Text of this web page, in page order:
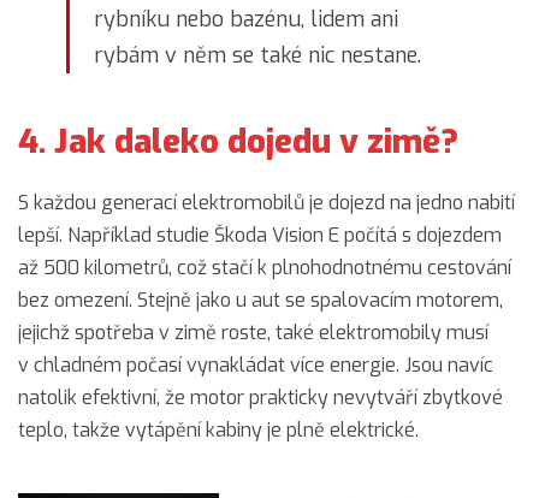
rybníku nebo bazénu, lidem ani
rybám v něm se také nic nestane.
4. Jak daleko dojedu v zimě?
S každou generací elektromobilů je dojezd na jedno nabití
lepší. Například studie Škoda Vision E počítá s dojezdem
až 500 kilometrů, což stačí k plnohodnotnému cestování
bez omezení. Stejně jako u aut se spalovacím motorem,
jejichž spotřeba v zimě roste, také elektromobily musí
v chladném počasí vynakládat více energie. Jsou navíc
natolik efektivní, že motor prakticky nevytváří zbytkové
teplo, takže vytápění kabiny je plně elektrické.